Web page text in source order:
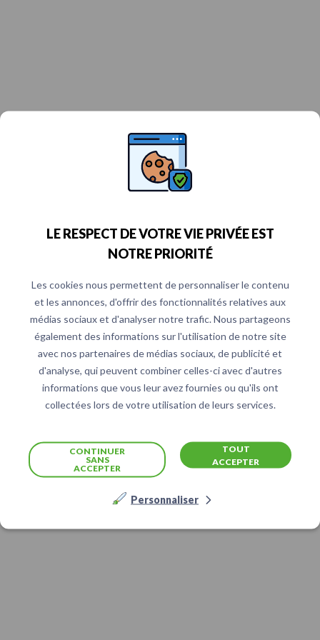
LE RESPECT DE VOTRE VIE PRIVÉE EST
NOTRE PRIORITÉ
Les cookies nous permettent de personnaliser le contenu
et les annonces, d'offrir des fonctionnalités relatives aux
médias sociaux et d'analyser notre trafic. Nous partageons
également des informations sur l'utilisation de notre site
avec nos partenaires de médias sociaux, de publicité et
d'analyse, qui peuvent combiner celles-ci avec d'autres
informations que vous leur avez fournies ou qu'ils ont
collectées lors de votre utilisation de leurs services.
TOUT
ACCEPTER
CONTINUER
SANS
ACCEPTER
Personnaliser